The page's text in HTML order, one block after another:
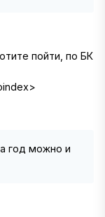
пойти, по БК
год можно и